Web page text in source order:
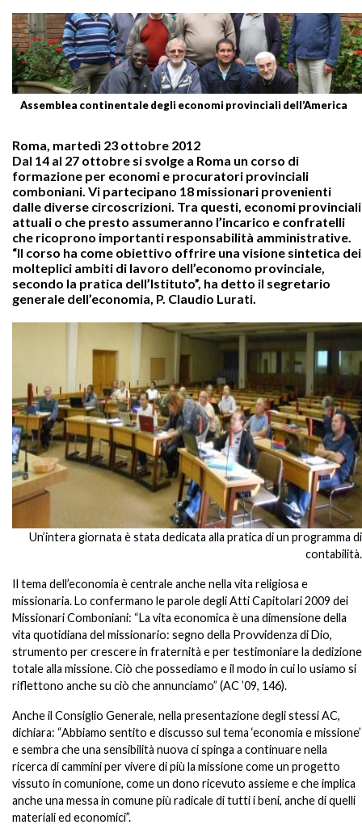
Assemblea continentale degli economi provinciali dell’America
Roma, martedì 23 ottobre 2012
Dal 14 al 27 ottobre si svolge a Roma un corso di
formazione per economi e procuratori provinciali
comboniani. Vi partecipano 18 missionari provenienti
dalle diverse circoscrizioni. Tra questi, economi provinciali
attuali o che presto assumeranno l’incarico e confratelli
che ricoprono importanti responsabilità amministrative.
“Il corso ha come obiettivo offrire una visione sintetica dei
molteplici ambiti di lavoro dell’economo provinciale,
secondo la pratica dell’Istituto”, ha detto il segretario
generale dell’economia, P. Claudio Lurati.
Un’intera giornata è stata dedicata alla pratica di un programma di
contabilità.
Il tema dell’economia è centrale anche nella vita religiosa e
missionaria. Lo confermano le parole degli Atti Capitolari 2009 dei
Missionari Comboniani: “La vita economica è una dimensione della
vita quotidiana del missionario: segno della Provvidenza di Dio,
strumento per crescere in fraternità e per testimoniare la dedizione
totale alla missione. Ciò che possediamo e il modo in cui lo usiamo si
riflettono anche su ciò che annunciamo” (AC ’09, 146).
Anche il Consiglio Generale, nella presentazione degli stessi AC,
dichiara: “Abbiamo sentito e discusso sul tema ‘economia e missione’
e sembra che una sensibilità nuova ci spinga a continuare nella
ricerca di cammini per vivere di più la missione come un progetto
vissuto in comunione, come un dono ricevuto assieme e che implica
anche una messa in comune più radicale di tutti i beni, anche di quelli
materiali ed economici”.